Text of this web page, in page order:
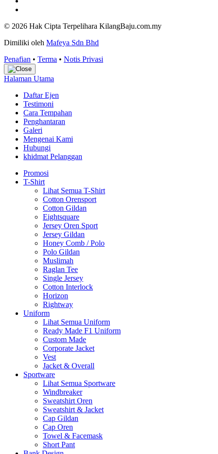
© 2026 Hak Cipta Terpelihara KilangBaju.com.my
Dimiliki oleh Mafeya Sdn Bhd
Penafian • Terma • Notis Privasi
Halaman Utama
Daftar Ejen
Testimoni
Cara Tempahan
Penghantaran
Galeri
Mengenai Kami
Hubungi
khidmat Pelanggan
Promosi
T-Shirt
Lihat Semua T-Shirt
Cotton Orensport
Cotton Gildan
Eightsquare
Jersey Oren Sport
Jersey Gildan
Honey Comb / Polo
Polo Gildan
Muslimah
Raglan Tee
Single Jersey
Cotton Interlock
Horizon
Rightway
Uniform
Lihat Semua Uniform
Ready Made F1 Uniform
Custom Made
Corporate Jacket
Vest
Jacket & Overall
Sportware
Lihat Semua Sportware
Windbreaker
Sweatshirt Oren
Sweatshirt & Jacket
Cap Gildan
Cap Oren
Towel & Facemask
Short Pant